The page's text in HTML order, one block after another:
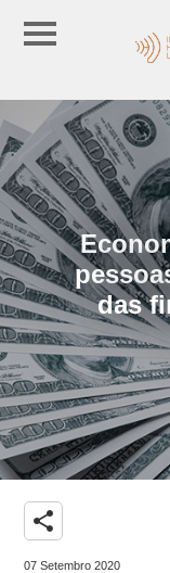
das
share
07 Setembro 2020